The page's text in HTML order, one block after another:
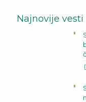
Najnovije vesti